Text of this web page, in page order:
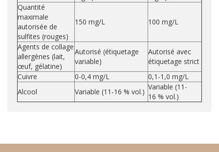
Quantité
maximale
autorisée de
sulfites (rouges)
150 mg/L 100 mg/L
Agents de collage
allergènes (lait,
œuf, gélatine)
Autorisé (étiquetage
variable)
Autorisé avec
étiquetage strict
Cuivre
0-0,4 mg/L
0,1-1,0 mg/L
Alcool
Variable (11-16 % vol.)
Variable (11-
16 % vol.)